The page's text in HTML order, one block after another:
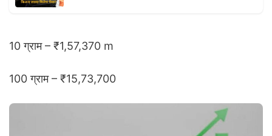
10 ग्राम – ₹1,57,370 m
100 ग्राम – ₹15,73,700